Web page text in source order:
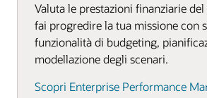
Valuta le prestazioni finanziarie
fai progredire la tua missione con
funzionalità di budgeting,
modellazione degli scenari.
Scopri Enterprise Performance